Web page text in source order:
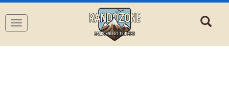
Navigation